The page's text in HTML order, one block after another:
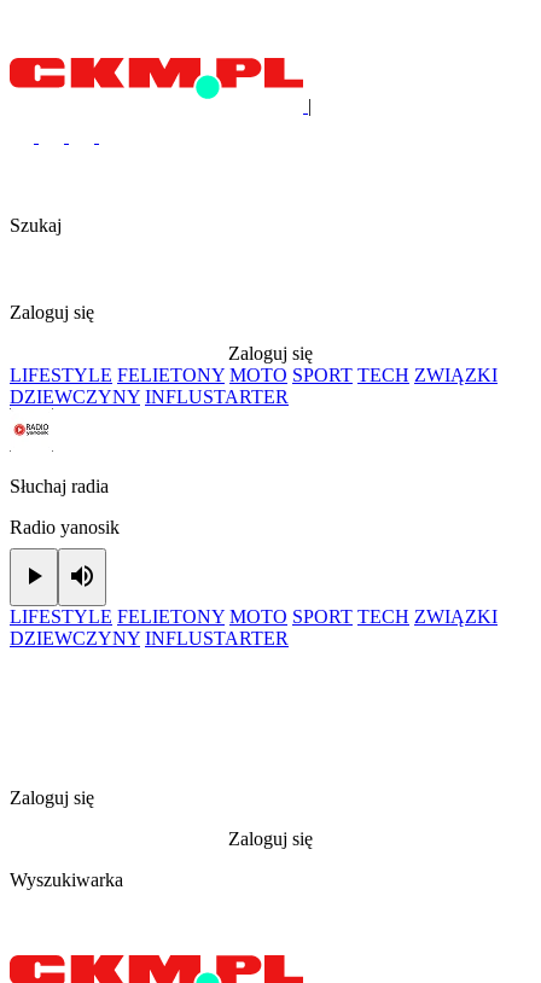
|
Szukaj
Zaloguj się
Zaloguj się
LIFESTYLE FELIETONY MOTO SPORT TECH ZWIĄZKI
DZIEWCZYNY INFLUSTARTER
Słuchaj radia
Radio yanosik
Play
LIFESTYLE FELIETONY MOTO SPORT TECH ZWIĄZKI
DZIEWCZYNY INFLUSTARTER
Zaloguj się
Zaloguj się
Wyszukiwarka